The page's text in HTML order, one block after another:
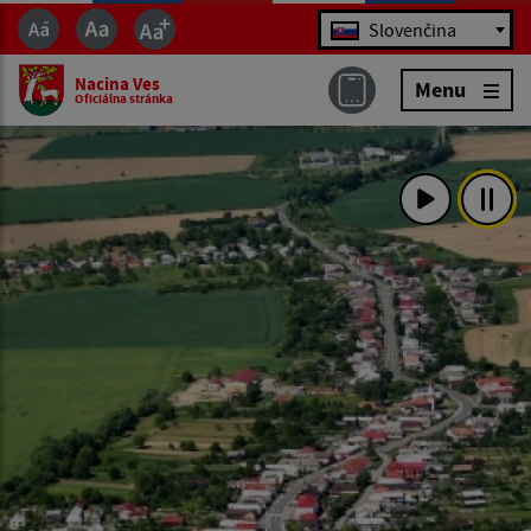
Jazyk Slovenčina
Nacina Ves
Oficiálna stránka Menu